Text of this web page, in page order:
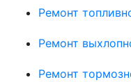
Ремонт
Ремонт
Ремонт